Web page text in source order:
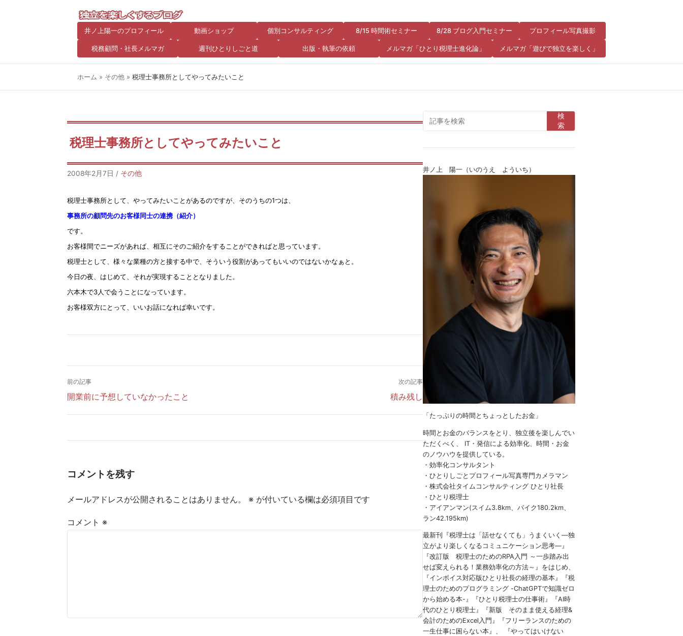
井ノ上陽一のプロフィール 動画ショップ 個別コンサルティング 8/15 時間術セミナー 8/28 ブログ入門セミナー プロフィール写真撮影
税務顧問・社長メルマガ 週刊ひとりしごと道 出版・執筆の依頼 メルマガ「ひとり税理士進化論」 メルマガ「遊びで独立を楽しく」
ホーム » その他 » 税理士事務所としてやってみたいこと
税理士事務所としてやってみたいこと
2008年2月7日 / その他
税理士事務所として、やってみたいことがあるのですが、そのうちの1つは、
事務所の顧問先のお客様同士の連携（紹介）
です。
お客様間でニーズがあれば、相互にそのご紹介をすることができればと思っています。
税理士として、様々な業種の方と接する中で、そういう役割があってもいいのではないかなぁと。
今日の夜、はじめて、それが実現することとなりました。
六本木で3人で会うことになっています。
お客様双方にとって、いいお話になれば幸いです。
前の記事
開業前に予想していなかったこと
次の記事
積み残し
コメントを残す
メールアドレスが公開されることはありません。 ※ が付いている欄は必須項目です
コメント ※
検
索
井ノ上 陽一（いのうえ よういち）
「たっぷりの時間とちょっとしたお金」
時間とお金のバランスをとり、独立後を楽しんでい
ただくべく、 IT・発信による効率化、時間・お金
のノウハウを提供している。
・効率化コンサルタント
・ひとりしごとプロフィール写真専門カメラマン
・株式会社タイムコンサルティング ひとり社長
・ひとり税理士
・アイアンマン(スイム3.8km、バイク180.2km、
ラン42.195km)
最新刊『税理士は「話せなくても」うまくいく ―独
立がより楽しくなるコミュニケーション思考―』
『改訂版 税理士のためのRPA入門 ～一歩踏み出
せば変えられる！業務効率化の方法～』をはじめ、
『インボイス対応版ひとり社長の経理の基本』『税
理士のためのプログラミング -ChatGPTで知識ゼロ
から始める本-』『ひとり税理士の仕事術』『AI時
代のひとり税理士』『新版 そのまま使える経理&
会計のためのExcel入門』『フリーランスのための
一生仕事に困らない本』、 『やってはいけない